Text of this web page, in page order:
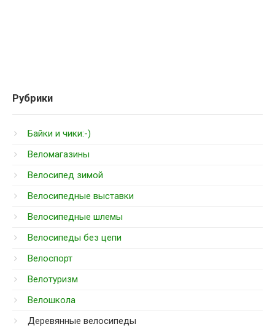
Рубрики
Байки и чики:-)
Веломагазины
Велосипед зимой
Велосипедные выставки
Велосипедные шлемы
Велосипеды без цепи
Велоспорт
Велотуризм
Велошкола
Деревянные велосипеды